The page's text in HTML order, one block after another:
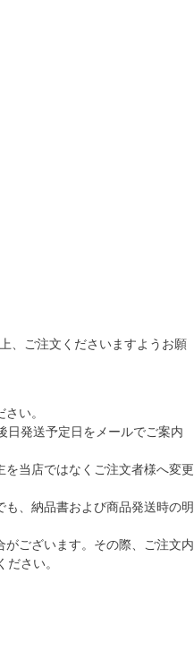
、ご注文くださいますようお願
い。
日発送予定日をメールでご案内
当店ではなくご注文者様へ変更
、納品書および商品発送時の明
ございます。その際、ご注文内
さい。